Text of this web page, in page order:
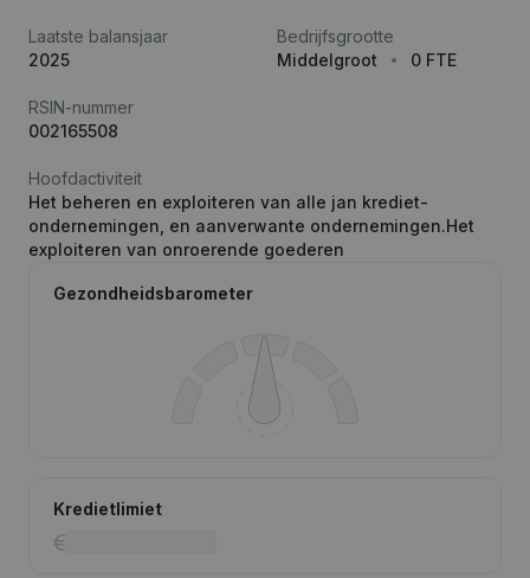
Laatste balansjaar
2025
Bedrijfsgrootte
Middelgroot
0 FTE
RSIN-nummer
002165508
Hoofdactiviteit
Het beheren en exploiteren van alle jan krediet-
ondernemingen, en aanverwante ondernemingen.Het
exploiteren van onroerende goederen
Gezondheidsbarometer
Kredietlimiet